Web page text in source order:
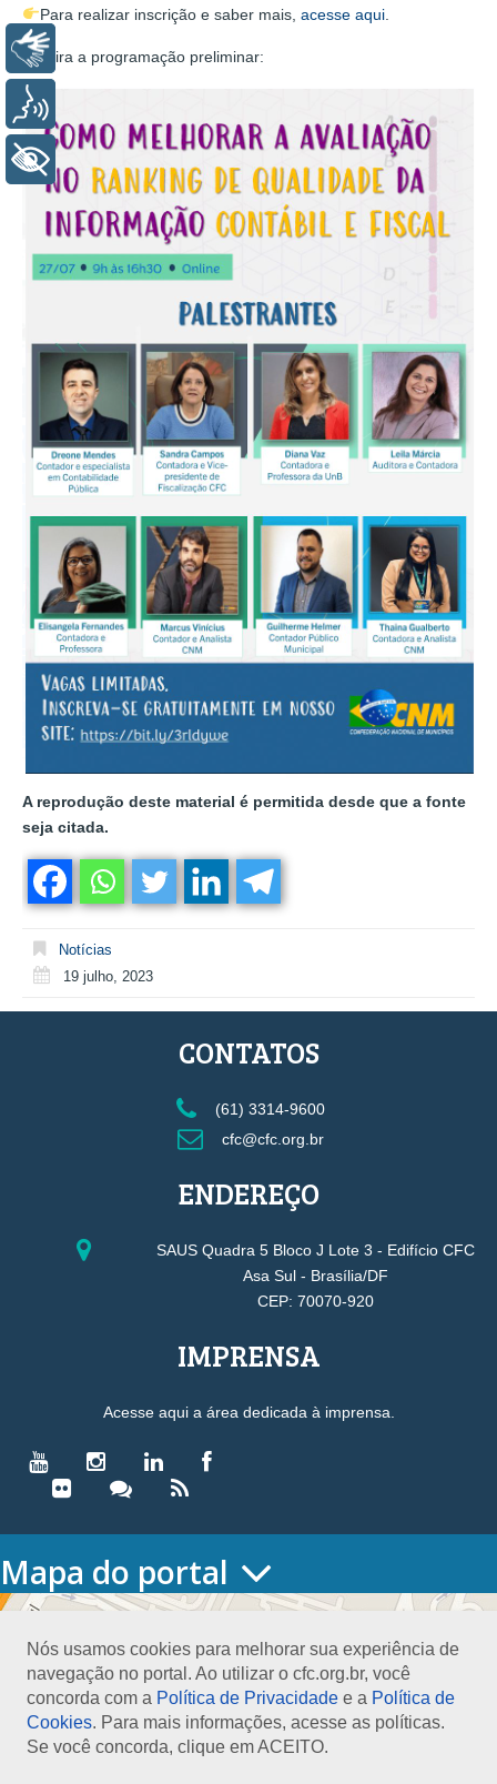
Para realizar inscrição e saber mais, acesse aqui.
Confira a programação preliminar:
A reprodução deste material é permitida desde que a fonte
seja citada.
Notícias
19 julho, 2023
Nós usamos cookies para melhorar sua experiência de
navegação no portal. Ao utilizar o cfc.org.br, você
concorda com a Política de Privacidade e a Política de
Cookies. Para mais informações, acesse as políticas.
Se você concorda, clique em ACEITO.
CONTATOS
(61) 3314-9600
cfc@cfc.org.br
ENDEREÇO
SAUS Quadra 5 Bloco J Lote 3 - Edifício CFC
Asa Sul - Brasília/DF
CEP: 70070-920
IMPRENSA
Acesse aqui a área dedicada à imprensa.
Mapa do portal
HOME
Conselho Diretor
Nossa Sede
Planejamento
Organograma
Medalha João Lyra